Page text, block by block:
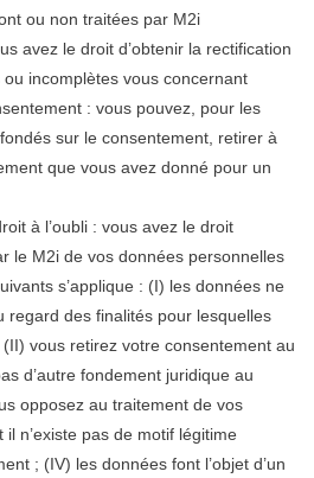
ou non traitées par M2i
avez le droit d’obtenir la rectification
ou incomplètes vous concernant
: vous pouvez, pour les
sur le consentement, retirer à
que vous avez donné pour un
à l’oubli : vous avez le droit
le M2i de vos données personnelles
s’applique : (I) les données ne
regard des finalités pour lesquelles
vous retirez votre consentement au
d’autre fondement juridique au
opposez au traitement de vos
n’existe pas de motif légitime
; (IV) les données font l’objet d’un